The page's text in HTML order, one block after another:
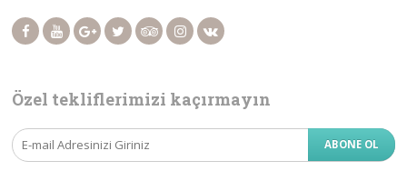
Özel tekliflerimizi kaçırmayın